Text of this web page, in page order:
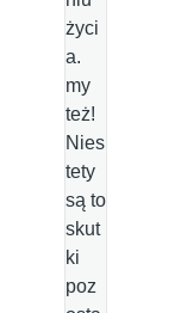
życi
a.
my
też!
Nies
tety
są to
skut
ki
poz